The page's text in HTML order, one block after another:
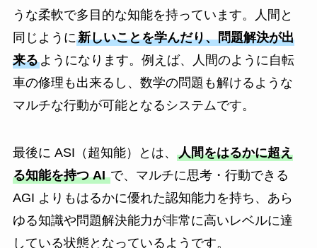
うな柔軟で多目的な知能を持っています。人間と
同じように新しいことを学んだり、問題解決が出
来るようになります。例えば、人間のように自転
車の修理も出来るし、数学の問題も解けるような
マルチな行動が可能となるシステムです。
最後に ASI（超知能）とは、 人間をはるかに超え
る知能を持つ AIで、マルチに思考・行動できる
AGI よりもはるかに優れた認知能力を持ち、あら
ゆる知識や問題解決能力が非常に高いレベルに達
している状態となっているようです。